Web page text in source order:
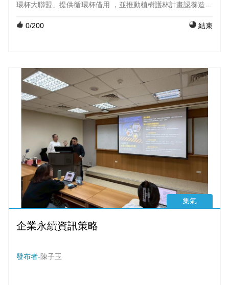
環杯大聯盟」提供循環杯借用 ，並推動植樹護林計畫認養造林
會責任上，強調「年輕人照顧年輕人」，發起「點數化愛」活
保餐點安全 ，獲得國家磐石獎與數位轉型鼎革獎等多項國家級
肯定 ，展現數位轉型驅動永續經營的成效。
0/200 結束
集氣
企業永續資訊策略
發布者-陳子玉